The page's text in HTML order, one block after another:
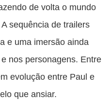
de volta o mundo
sequência de trailers
e uma imersão ainda
nos personagens. Entre
evolução entre Paul e
que ansiar.